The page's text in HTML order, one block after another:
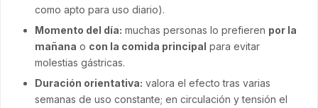
como apto para uso diario).
Momento del día: muchas personas lo prefieren por la
mañana o con la comida principal para evitar
molestias gástricas.
Duración orientativa: valora el efecto tras varias
semanas de uso constante; en circulación y tensión el